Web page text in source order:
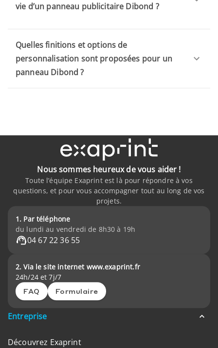
vie d’un panneau publicitaire Dibond ?
Quelles finitions et options de
personnalisation sont proposées pour un
panneau Dibond ?
Nous sommes heureux de vous aider !
Toute l’équipe Exaprint est là pour répondre à vos
questions, et pour vous accompagner tout au long de vos
projets.
1. Par téléphone
du lundi au vendredi de 8h30 à 19h
04 67 22 36 55
2. Via le site internet www.exaprint.fr
24h/24 et 7j/7
FAQ Formulaire
Entreprise
Découvrez Exaprint